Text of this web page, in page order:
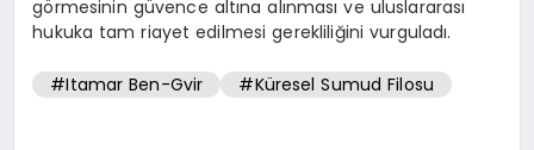
görmesinin güvence altına alınması ve uluslararası
hukuka tam riayet edilmesi gerekliliğini vurguladı.
#Itamar Ben-Gvir #Küresel Sumud Filosu